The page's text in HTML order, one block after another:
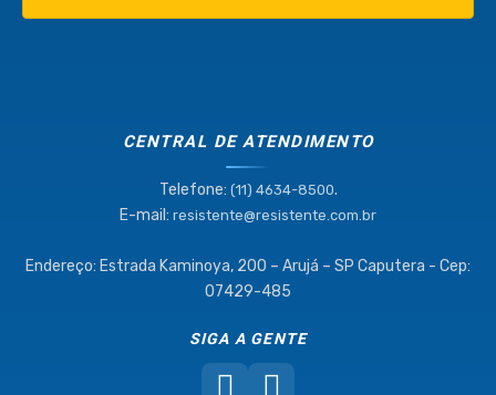
CENTRAL DE ATENDIMENTO
Telefone: (11) 4634-8500.
E-mail: resistente@resistente.com.br
Endereço: Estrada Kaminoya, 200 – Arujá – SP Caputera - Cep:
07429-485
SIGA A GENTE